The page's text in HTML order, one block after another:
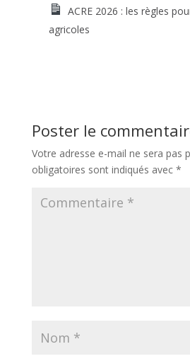
ACRE 2026 : les règles
agricoles
Poster le
Votre adresse e-mail ne sera pas
obligatoires sont indiqués avec *